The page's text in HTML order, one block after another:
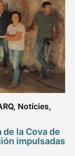
, Notícies,
la Cova de
impulsadas